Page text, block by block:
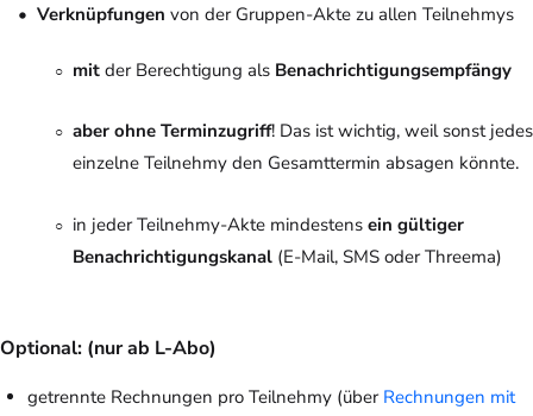
Verknüpfungen von der Gruppen-Akte zu allen Teilnehmys
mit der Berechtigung als Benachrichtigungsempfängy
aber ohne Terminzugriff! Das ist wichtig, weil sonst jedes
einzelne Teilnehmy den Gesamttermin absagen könnte.
in jeder Teilnehmy-Akte mindestens ein gültiger
Benachrichtigungskanal (E-Mail, SMS oder Threema)
Optional: (nur ab L-Abo)
getrennte Rechnungen pro Teilnehmy (über Rechnungen mit